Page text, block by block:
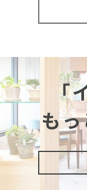
「
も